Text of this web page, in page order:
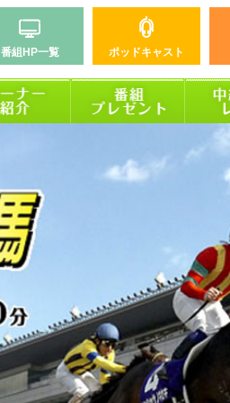
番組HP一覧 ポッドキャスト